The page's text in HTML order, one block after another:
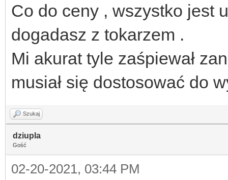
Co do ceny , wszystko jest
dogadasz z tokarzem .
Mi akurat tyle zaśpiewał
musiał się dostosować do
Szukaj
dziupla
Gość
02-20-2021, 03:44 PM